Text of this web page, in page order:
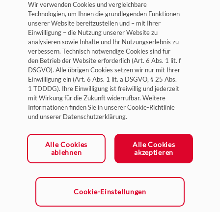
Company
02/2023
Version 3.0
08/2023
Version 3.5
10/2023
Version 4.0
01/2024
02/2024
Kategorien von personenbezogenen Daten
Rechtsgrundlagen für die Verarbeitung
Speicherdauer
Website
Unserer Website und Gewährleistung von Stabilität und
Sicherheit
Ihrem Computersystem ab, wenn Sie unsere Website
besuchen. Die von uns über Sie gesammelten
persönlichen Daten werden in den Protokolldateien
unseres Systems gespeichert. Diese Daten werden nicht
zusammen mit anderen persönlichen Daten gespeichert.
Dies ist notwendig, um Ihnen unsere Website anzeigen
Zweck der Verarbeitung
Kategorien von personenbezogenen Daten
Rechtsgrundlagen für die Verarbeitung
Speicherdauer
Website
LUX, Extention / Wired Minds
Erweiterung für das Contend-Managemement-System um
© scharfsinn86 by Adobe Stock
© JT Jeeraphun by Adobe Stock
© Alexander Limbach by Adobe Stock
© Nikolay E by Adobe Stock
© Roland Abel by Adobe Stock
© Alexstar by Adobe Stock
© Sergey Ryzhov by Adobe Stock
© Oksana by Adobe Stock
Impressum
Datenschutz
Allgemeine Geschäftsbedingungen
Cookie-Einstellungen
Ein Unternehmen der HYDAC Gruppe
Wir verwenden Cookies und vergleichbare
Technologien, um Ihnen die grundlegenden Funktionen
unserer Website bereitzustellen und – mit Ihrer
Einwilligung – die Nutzung unserer Website zu
analysieren sowie Inhalte und Ihr Nutzungserlebnis zu
verbessern. Technisch notwendige Cookies sind für
den Betrieb der Website erforderlich (Art. 6 Abs. 1 lit. f
DSGVO). Alle übrigen Cookies setzen wir nur mit Ihrer
Einwilligung ein (Art. 6 Abs. 1 lit. a DSGVO, § 25 Abs.
1 TDDDG). Ihre Einwilligung ist freiwillig und jederzeit
mit Wirkung für die Zukunft widerrufbar. Weitere
Informationen finden Sie in unserer Cookie-Richtlinie
und unserer Datenschutzerklärung.
Alle Cookies
akzeptieren
Alle Cookies
ablehnen
Cookie-Einstellungen